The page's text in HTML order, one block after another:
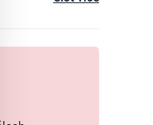
rezervace